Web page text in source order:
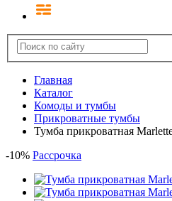
Главная
Каталог
Комоды и тумбы
Прикроватные тумбы
Тумба прикроватная
-10% Рассрочка